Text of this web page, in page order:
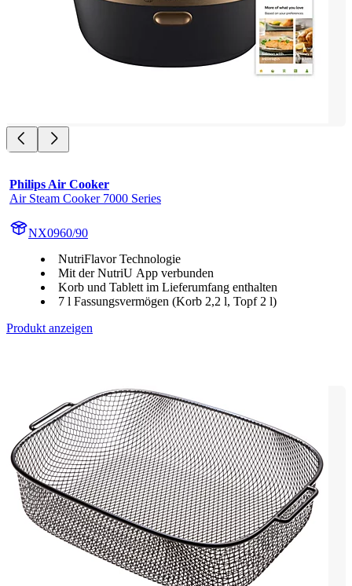
Philips Air Cooker
Air Steam Cooker 7000 Series
NX0960/90
NutriFlavor Technologie
Mit der NutriU App verbunden
Korb und Tablett im Lieferumfang enthalten
7 l Fassungsvermögen (Korb 2,2 l, Topf 2 l)
Produkt anzeigen